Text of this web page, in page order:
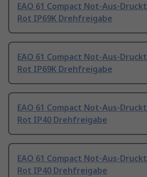
EAO 61 Compact Not-Aus-
Rot IP69K Drehfreigabe
EAO 61 Compact Not-Aus-
Rot IP69K Drehfreigabe
EAO 61 Compact Not-Aus-
Rot IP40 Drehfreigabe
EAO 61 Compact Not-Aus-
Rot IP40 Drehfreigabe